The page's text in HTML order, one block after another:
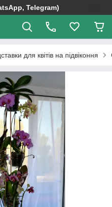
Telegram)
для квітів на підвіконня